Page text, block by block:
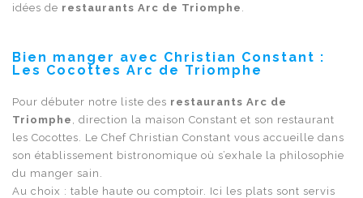
idées de restaurants Arc de Triomphe
Bien manger avec Christian Constant :
Les Cocottes Arc de Triomphe
Pour débuter notre liste des restaurants Arc de
Triomphe
, direction la maison Constant et son restaurant
les Cocottes. Le Chef Christian Constant vous accueille dans
son établissement bistronomique où s’exhale la philosophie
du manger sain.
Au choix : table haute ou comptoir. Ici les plats sont servis